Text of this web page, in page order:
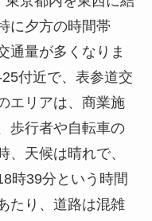
に夕方の時間帯
通量が多くなりま
付近で、表参道交
エリアは、商業施
歩行者や自転車の
、天候は晴れで、
時39分という時間
たり、道路は混雑